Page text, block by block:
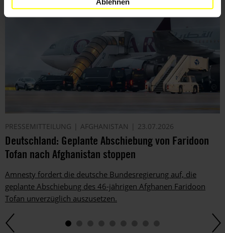
PRESSEMITTEILUNG AFGHANISTAN 23.07.2026
Deutschland: Geplante Abschiebung von Faridoon
Tofan nach Afghanistan stoppen
Amnesty fordert die deutsche Bundesregierung auf, die
geplante Abschiebung des 46-jährigen Afghanen Faridoon
Tofan unverzüglich auszusetzen.